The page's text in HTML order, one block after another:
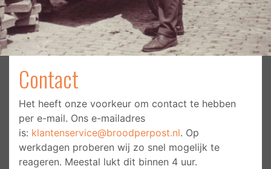
Contact
Het heeft onze voorkeur om contact te hebben
per e-mail. Ons e-mailadres
is: klantenservice@broodperpost.nl. Op
werkdagen proberen wij zo snel mogelijk te
reageren. Meestal lukt dit binnen 4 uur.